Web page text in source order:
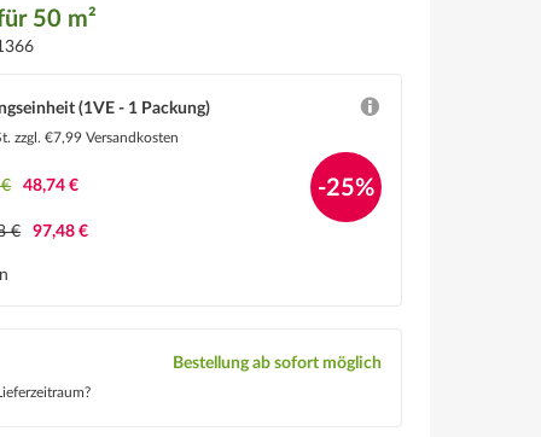
50 m²
(1VE - 1 Packung)
zzgl. €7,99 Versandkosten
-25%
48,74 €
€ 97,48 €
Bestellung ab sofort möglich